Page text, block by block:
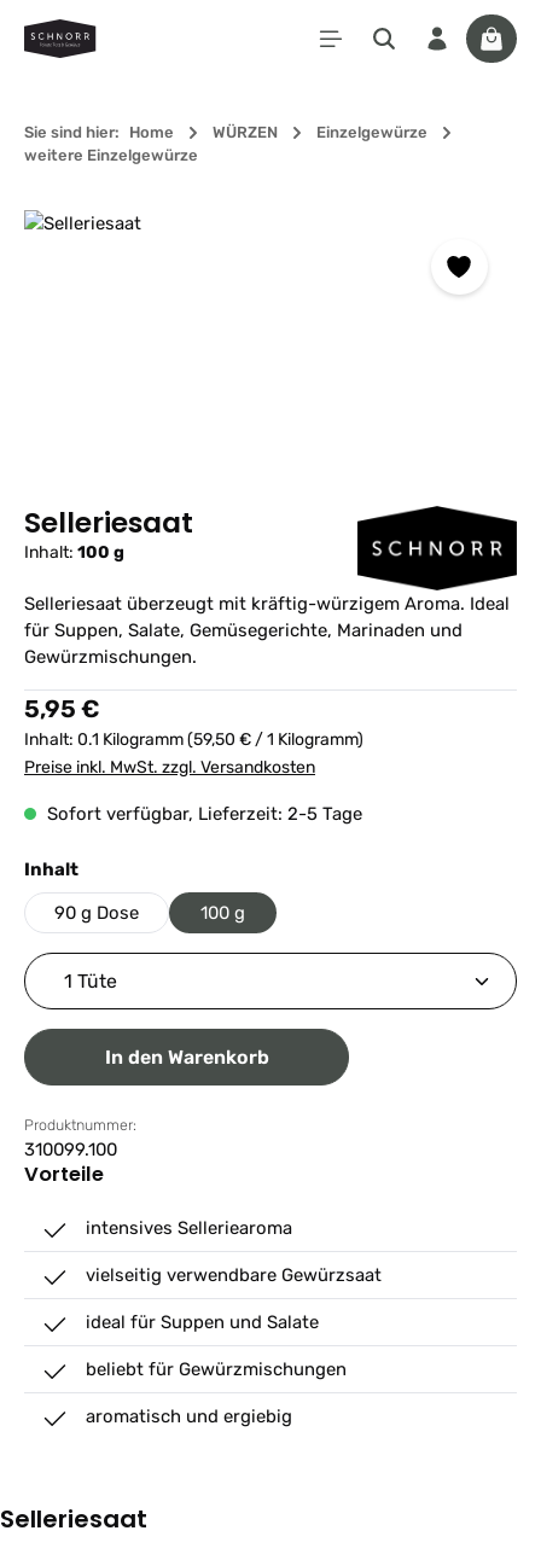
Zum Hauptinhalt springen
Sie sind hier: Home WÜRZEN
Einzelgewürze
weitere Einzelgewürze
Bildergalerie überspringen
Selleriesaat
Inhalt: 100 g
Selleriesaat überzeugt mit kräftig-würzigem Aroma. Ideal
für Suppen, Salate, Gemüsegerichte, Marinaden und
Gewürzmischungen.
Regulärer Preis:
5,95 €
Inhalt: 0.1 Kilogramm(59,50 € / 1 Kilogramm)
Preise inkl. MwSt. zzgl. Versandkosten
Sofort verfügbar, Lieferzeit: 2-5 Tage
Inhaltauswählen
90 g Dose 100 g
Produkt Anzahl: Gib den gewünschten Wert ein
In den Warenkorb
Produktnummer:
310099.100
Vorteile
intensives Selleriearoma
vielseitig verwendbare Gewürzsaat
ideal für Suppen und Salate
beliebt für Gewürzmischungen
aromatisch und ergiebig
Selleriesaat